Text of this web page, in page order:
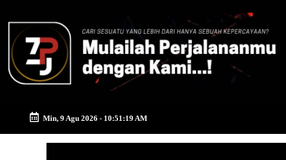
content
Min, 9 Agu 2026 - 10:51:20 AM